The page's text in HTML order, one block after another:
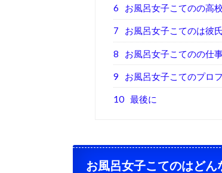
6 お風呂女子こてのの高
7 お風呂女子こてのは彼
8 お風呂女子こてのの仕
9 お風呂女子こてのプロ
10 最後に
お風呂女子こてのはど